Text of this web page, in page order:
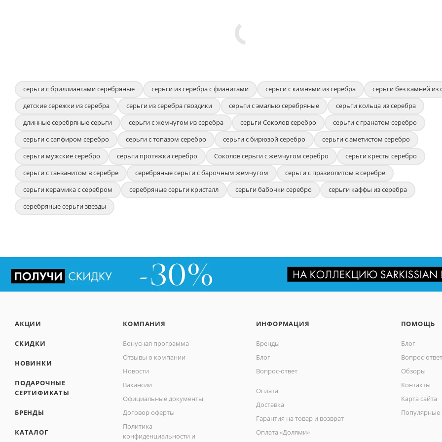
серьги с бриллиантами серебряные серьги из серебра с фианитами серьги с камнями из серебра
серьги без камней из
детские сережки из серебра
серьги из серебра гвоздики серьги с эмалью серебряные
серьги кольца из серебра
длинные серебряные серьги
серьги с жемчугом из серебра серьги Соколов серебро
серьги с гранатом серебро
серьги с сапфиром серебро
серьги с топазом серебро серьги с бирюзой серебро
серьги с аметистом серебро
серьги мужские серебро
серьги протяжки серебро Соколов серьги с жемчугом серебро
серьги кресты серебро
серьги с танзанитом в серебре
серебряные серьги с барочным жемчугом
серьги с празиолитом в серебре
серьги керамика с серебром
серебряные серьги кристалл серьги бабочки серебро
серьги каффы из серебра
серебряные серьги звезды
АКЦИИ
СКИДКИ
НОВИНКИ
ПОДАРОЧНЫЕ
СЕРТИФИКАТЫ
БРЕНДЫ
КАТАЛОГ
КОМПАНИЯ
Бонусная программа
Отзывы о компании
Новости
Вакансии
Официальные документы
Договор оферты
Политика
конфиденциальности и
ИНФОРМАЦИЯ
Бренды
Блог
Вопрос-ответ
Оплата
Доставка
Гарантия на товар и возврат
Оплата «Долями»
ПОМОЩЬ
Блог
Вопрос-ответ
Обзоры
Контакты
Карта сайта
Популярные